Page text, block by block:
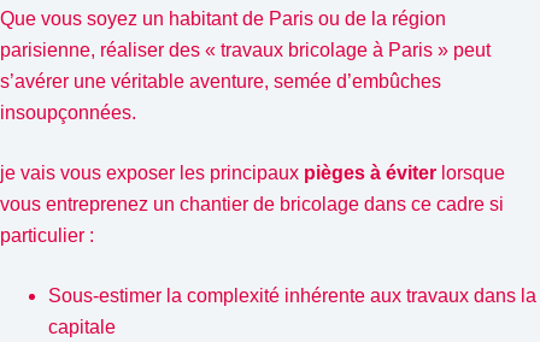
Que vous soyez un habitant de Paris ou de la région
parisienne, réaliser des « travaux bricolage à Paris » peut
s’avérer une véritable aventure, semée d’embûches
insoupçonnées.
je vais vous exposer les principaux pièges à éviter lorsque
vous entreprenez un chantier de bricolage dans ce cadre si
particulier :
Sous-estimer la complexité inhérente aux travaux dans la
capitale